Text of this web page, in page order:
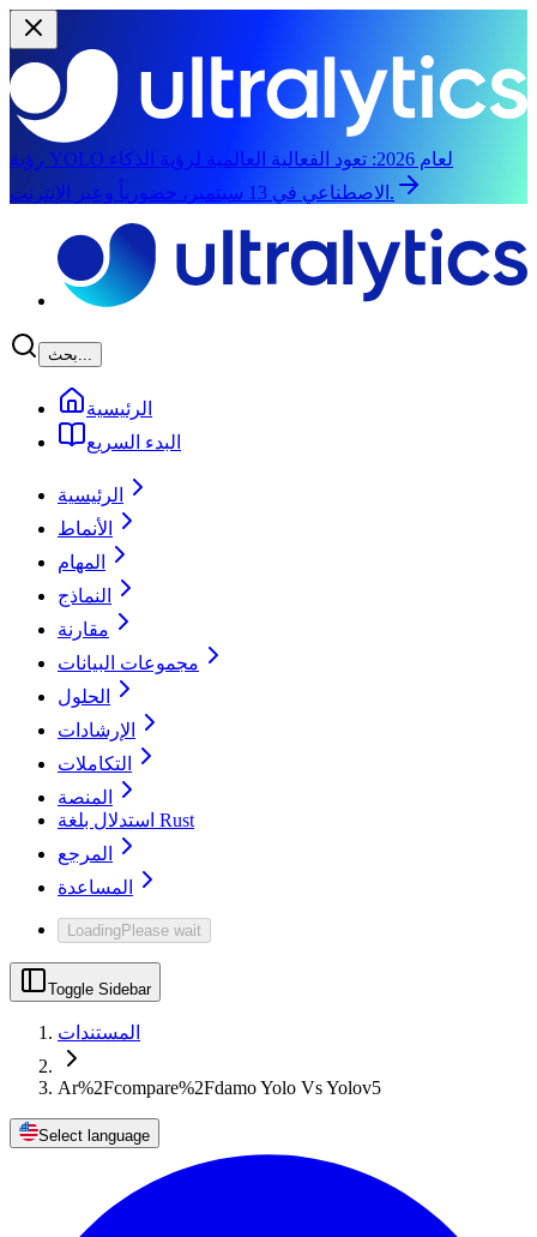
رؤية YOLO لعام 2026:
تعود الفعالية العالمية لرؤية الذكاء
الاصطناعي في 13 سبتمبر، حضورياً وعبر الإنترنت.
بحث...
الرئيسية
البدء السريع
الرئيسية
الأنماط
المهام
النماذج
مقارنة
مجموعات البيانات
الحلول
الإرشادات
التكاملات
المنصة
استدلال بلغة Rust
المرجع
المساعدة
LoadingPlease wait
Toggle Sidebar
المستندات
Ar%2Fcompare%2Fdamo Yolo Vs Yolov5
Select language